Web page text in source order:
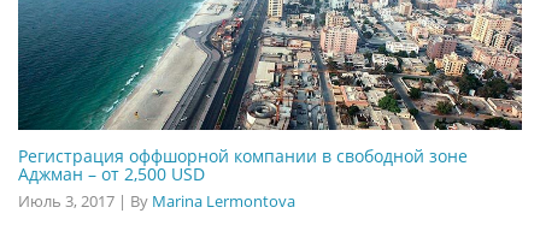
Регистрация оффшорной компании в свободной зоне
Аджман – от 2,500 USD
Июль 3, 2017 | By Marina Lermontova